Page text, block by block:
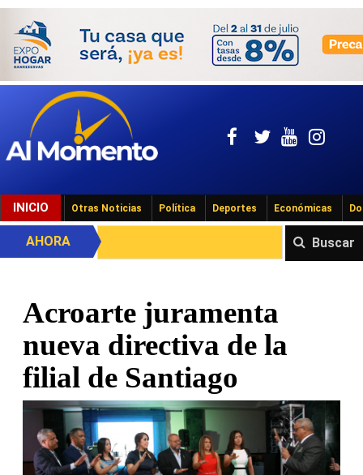
INICIO Otras Noticias Política Deportes Económicas
Buscar
AHORA
Acroarte juramenta
nueva directiva de la
filial de Santiago